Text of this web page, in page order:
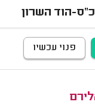
הוד השרון
פנוי עכשיו